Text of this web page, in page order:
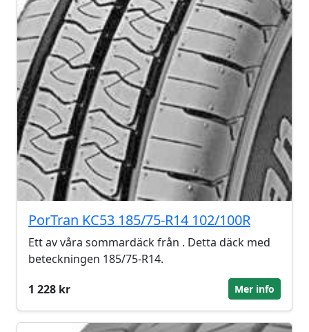
PorTran KC53 185/75-R14 102/100R
Ett av våra sommardäck från . Detta däck med
beteckningen 185/75-R14.
1 228 kr
Mer info